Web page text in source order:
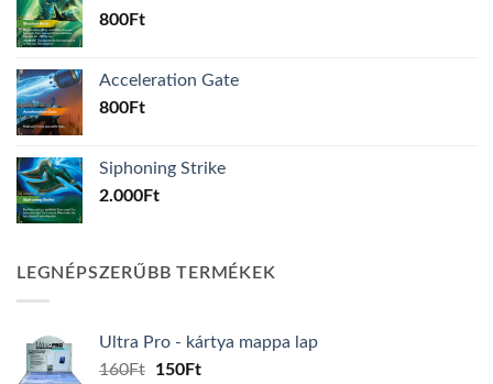
800Ft
Acceleration Gate
800Ft
Siphoning Strike
2.000Ft
LEGNÉPSZERŰBB TERMÉKEK
Ultra Pro - kártya mappa lap
160Ft
Original
150FtCurrent